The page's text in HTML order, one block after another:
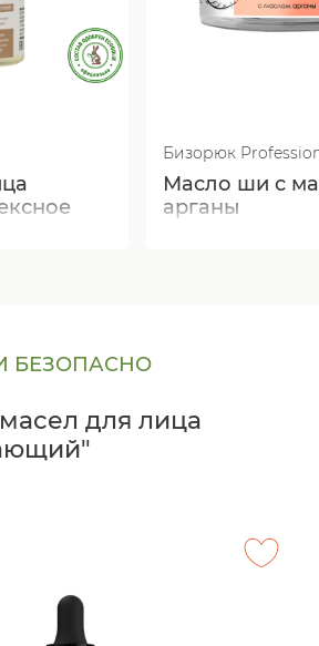
Бизорюк
Масло ши с
арганы
БЕЗОПАСНО
для лица